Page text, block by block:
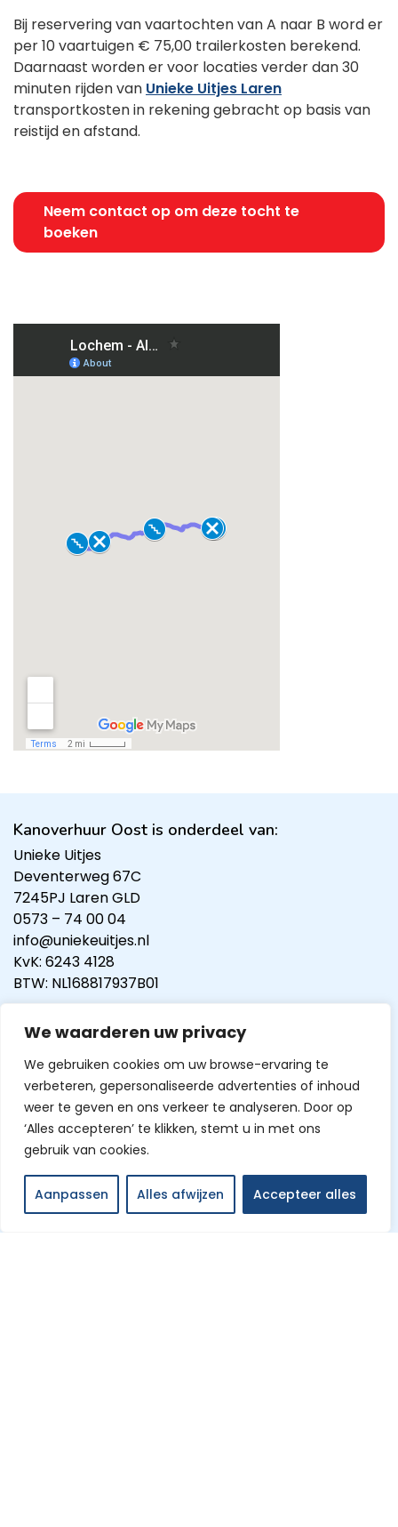
We waarderen uw privacy
We gebruiken cookies om uw browse-ervaring te
verbeteren, gepersonaliseerde advertenties of inhoud
weer te geven en ons verkeer te analyseren. Door op
‘Alles accepteren’ te klikken, stemt u in met ons
gebruik van cookies.
Aanpassen Alles afwijzen Accepteer alles
Bij reservering van vaartochten van A naar B word er
per 10 vaartuigen € 75,00 trailerkosten berekend.
Daarnaast worden er voor locaties verder dan 30
minuten rijden van Unieke Uitjes Laren
transportkosten in rekening gebracht op basis van
reistijd en afstand.
Neem contact op om deze tocht te
boeken
Kanoverhuur Oost is onderdeel van:
Unieke Uitjes
Deventerweg 67C
7245PJ Laren GLD
0573 – 74 00 04
info@uniekeuitjes.nl
KvK: 6243 4128
BTW: NL168817937B01
0573 74 00 04
info@kanoverhuuroost.nl